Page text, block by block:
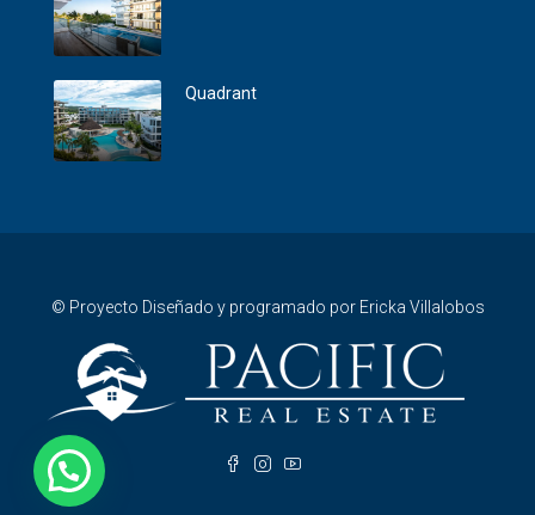
Quadrant
© Proyecto Diseñado y programado por Ericka Villalobos